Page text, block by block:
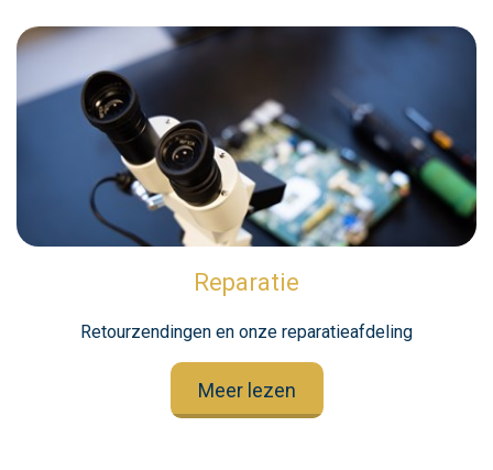
Reparatie
Retourzendingen en onze reparatieafdeling
Meer lezen